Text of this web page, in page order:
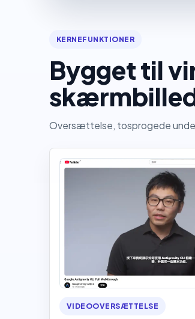
KERNEFUNKTIONER
Bygget til
Oversættelse, tosprogede
VIDEOOVERSÆTTELSE